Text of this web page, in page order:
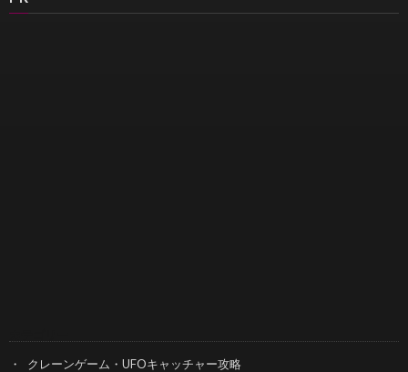
クレーンゲーム・UFOキャッチャー攻略